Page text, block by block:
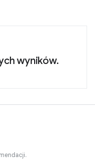
wyników.